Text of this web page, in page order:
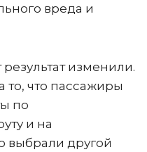
вреда и
изменили.
то, что пассажиры
по
и на
выбрали другой